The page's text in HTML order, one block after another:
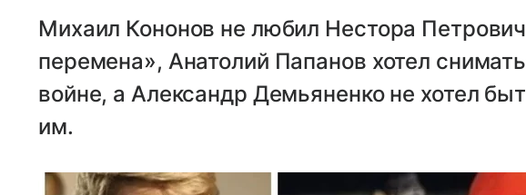
Михаил Кононов не любил Нестора
перемена», Анатолий Папанов хотел
войне, а Александр Демьяненко не хотел
им.